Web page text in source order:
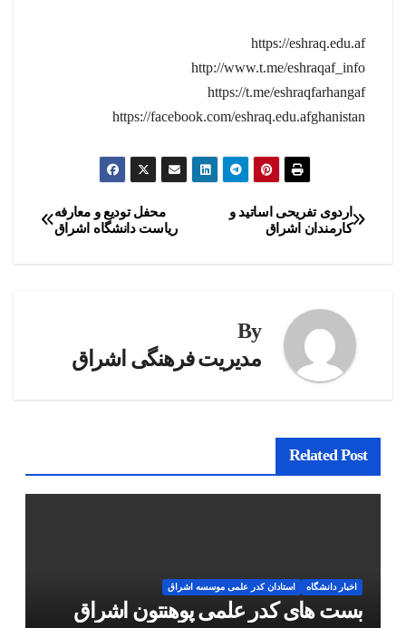
https://eshraq.edu.af
http://www.t.me/eshraqaf_info
https://t.me/eshraqfarhangaf
https://facebook.com/eshraq.edu.afghanistan
راهبری
محفل تودیع و معارفه
ریاست دانشگاه اشراق
اردوی تفریحی اساتید و
کارمندان اشراق
By
مدیریت فرهنگی اشراق
Related Post
اخبار دانشگاه استادان کدر علمی موسسه اشراق
بست های کدر علمی پوهنتون اشراق